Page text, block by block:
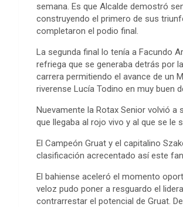
semana. Es que Alcalde demostró
construyendo el primero de sus
completaron el podio final.
La segunda final lo tenía a Facundo
refriega que se generaba detrás por
carrera permitiendo el avance de un
riverense Lucía Todino en muy buen
Nuevamente la Rotax Senior volvió
que llegaba al rojo vivo y al que se le
El Campeón Gruat y el capitalino
clasificación acrecentado así este
El bahiense aceleró el momento
veloz pudo poner a resguardo el
contrarrestar el potencial de Gruat.